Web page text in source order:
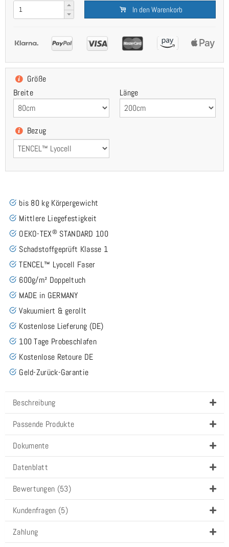
In den Warenkorb
Größe
Breite
Länge
Bezug
bis 80 kg Körpergewicht
Mittlere Liegefestigkeit
OEKO-TEX® STANDARD 100
Schadstoffgeprüft Klasse 1
TENCEL™ Lyocell Faser
600g/m² Doppeltuch
MADE in GERMANY
Vakuumiert & gerollt
Kostenlose Lieferung (DE)
100 Tage Probeschlafen
Kostenlose Retoure DE
Geld-Zurück-Garantie
Beschreibung
Passende Produkte
Dokumente
Datenblatt
Bewertungen (53)
Kundenfragen (5)
Zahlung